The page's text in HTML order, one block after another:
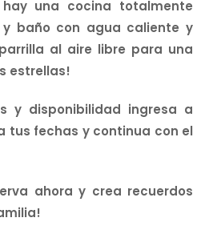
hay una cocina totalmente
baño con agua caliente y
al aire libre para una
estrellas!
y disponibilidad ingresa a
tus fechas y continua con el
ahora y crea recuerdos